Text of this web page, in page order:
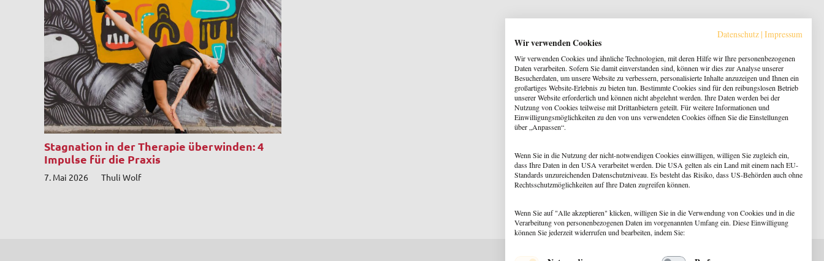
Stagnation in der Therapie überwinden: 4
Impulse für die Praxis
7. Mai 2026 Thuli Wolf
Datenschutz | Impressum
Wir verwenden Cookies
Wir verwenden Cookies und ähnliche Technologien, mit deren Hilfe wir Ihre personenbezogenen
Daten verarbeiten. Sofern Sie damit einverstanden sind, können wir dies zur Analyse unserer
Besucherdaten, um unsere Website zu verbessern, personalisierte Inhalte anzuzeigen und Ihnen ein
großartiges Website-Erlebnis zu bieten tun. Bestimmte Cookies sind für den reibungslosen Betrieb
unserer Website erforderlich und können nicht abgelehnt werden. Ihre Daten werden bei der
Nutzung von Cookies teilweise mit Drittanbietern geteilt. Für weitere Informationen und
Einwilligungsmöglichkeiten zu den von uns verwendeten Cookies öffnen Sie die Einstellungen
über „Anpassen“.
Wenn Sie in die Nutzung der nicht-notwendigen Cookies einwilligen, willigen Sie zugleich ein,
dass Ihre Daten in den USA verarbeitet werden. Die USA gelten als ein Land mit einem nach EU-
Standards unzureichenden Datenschutzniveau. Es besteht das Risiko, dass US-Behörden auch ohne
Rechtsschutzmöglichkeiten auf Ihre Daten zugreifen können.
Wenn Sie auf "Alle akzeptieren" klicken, willigen Sie in die Verwendung von Cookies und in die
Verarbeitung von personenbezogenen Daten im vorgenannten Umfang ein. Diese Einwilligung
können Sie jederzeit widerrufen und bearbeiten, indem Sie: